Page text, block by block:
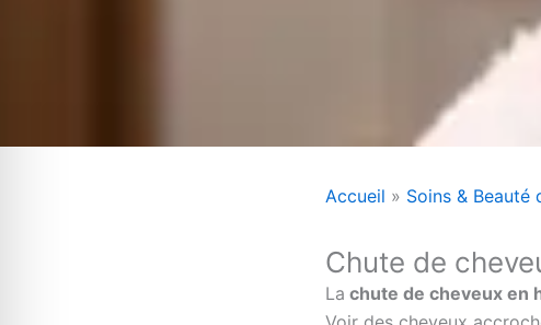
Accueil Soins & Beauté
Chute de
La chute de cheveux en